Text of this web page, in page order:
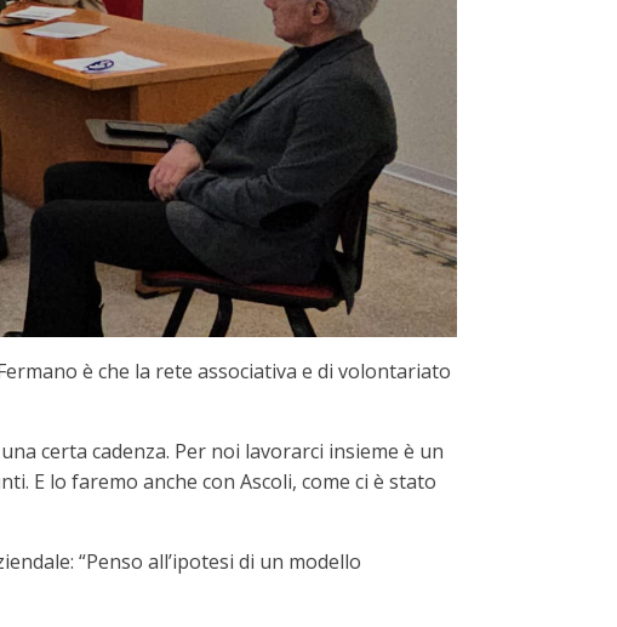
è che la rete associativa e di volontariato
certa cadenza. Per noi lavorarci insieme è un
E lo faremo anche con Ascoli, come ci è stato
“Penso all’ipotesi di un modello